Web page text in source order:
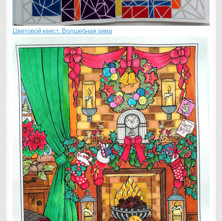
Цветовой квест. Волшебная зима